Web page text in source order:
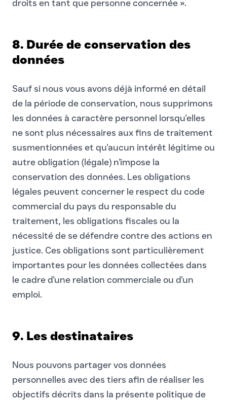
droits en tant que personne concernée ».
8. Durée de conservation des
données
Sauf si nous vous avons déjà informé en détail
de la période de conservation, nous supprimons
les données à caractère personnel lorsqu'elles
ne sont plus nécessaires aux fins de traitement
susmentionnées et qu'aucun intérêt légitime ou
autre obligation (légale) n'impose la
conservation des données. Les obligations
légales peuvent concerner le respect du code
commercial du pays du responsable du
traitement, les obligations fiscales ou la
nécessité de se défendre contre des actions en
justice. Ces obligations sont particulièrement
importantes pour les données collectées dans
le cadre d'une relation commerciale ou d'un
emploi.
9. Les destinataires
Nous pouvons partager vos données
personnelles avec des tiers afin de réaliser les
objectifs décrits dans la présente politique de